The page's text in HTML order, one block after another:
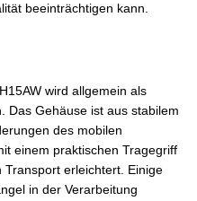
beeinträchtigen kann.
wird allgemein als
Das Gehäuse ist aus stabilem
des mobilen
einem praktischen Tragegriff
erleichtert. Einige
in der Verarbeitung